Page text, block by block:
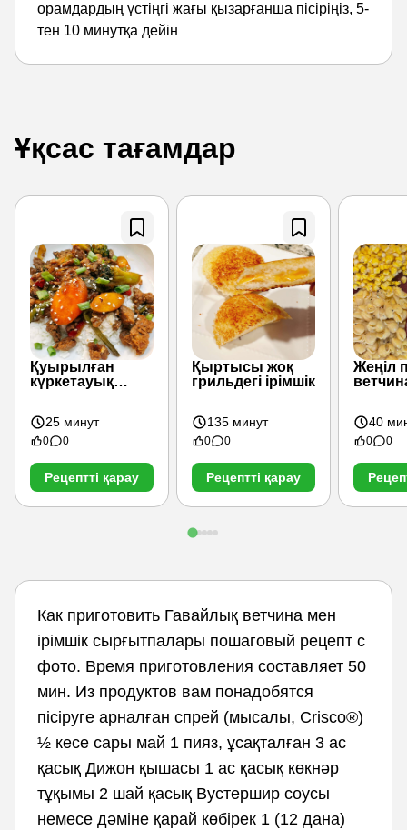
орамдардың үстіңгі жағы қызарғанша пісіріңіз, 5-
тен 10 минутқа дейін
Ұқсас тағамдар
Қуырылған
күркетауық
25 минут
0 0
Рецептті қарау
Қыртысы жоқ
грильдегі ірімшік
135 минут
0 0
Рецептті қарау
Жеңіл
40
0 0
Как приготовить Гавайлық ветчина мен
ірімшік сырғытпалары пошаговый рецепт с
фото. Время приготовления составляет 50
мин. Из продуктов вам понадобятся
пісіруге арналған спрей (мысалы, Crisco®)
½ кесе сары май 1 пияз, ұсақталған 3 ас
қасық Дижон қышасы 1 ас қасық көкнәр
тұқымы 2 шай қасық Вустершир соусы
немесе дәміне қарай көбірек 1 (12 дана)